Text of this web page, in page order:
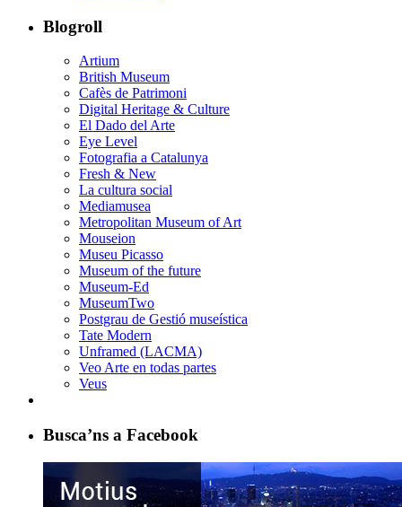
Blogroll
Artium
British Museum
Cafès de Patrimoni
Digital Heritage & Culture
El Dado del Arte
Eye Level
Fotografia a Catalunya
Fresh & New
La cultura social
Mediamusea
Metropolitan Museum of Art
Mouseion
Museu Picasso
Museum of the future
Museum-Ed
MuseumTwo
Postgrau de Gestió museística
Tate Modern
Unframed (LACMA)
Veo Arte en todas partes
Veus
Busca’ns a Facebook